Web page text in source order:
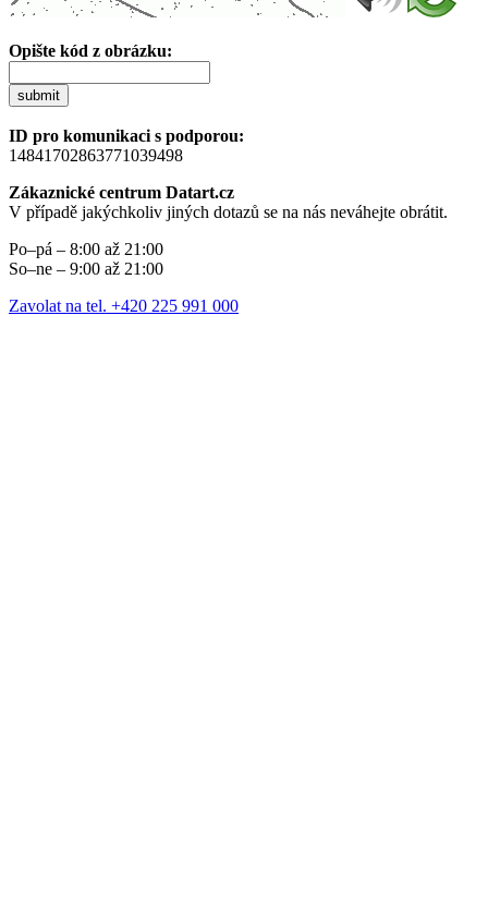
Opište kód z obrázku:
submit
ID pro komunikaci s podporou:
14841702863771039498
Zákaznické centrum Datart.cz
V případě jakýchkoliv jiných dotazů se na nás neváhejte obrátit.
Po–pá – 8:00 až 21:00
So–ne – 9:00 až 21:00
Zavolat na tel. +420 225 991 000